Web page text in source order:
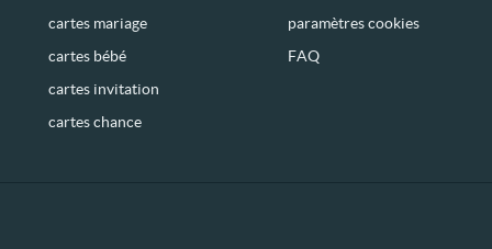
cartes mariage
cartes bébé
cartes invitation
cartes chance
paramètres cookies
FAQ